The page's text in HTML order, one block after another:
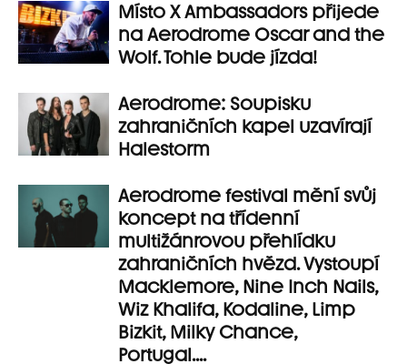
Místo X Ambassadors přijede
na Aerodrome Oscar and the
Wolf. Tohle bude jízda!
Aerodrome: Soupisku
zahraničních kapel uzavírají
Halestorm
Aerodrome festival mění svůj
koncept na třídenní
multižánrovou přehlídku
zahraničních hvězd. Vystoupí
Macklemore, Nine Inch Nails,
Wiz Khalifa, Kodaline, Limp
Bizkit, Milky Chance,
Portugal....